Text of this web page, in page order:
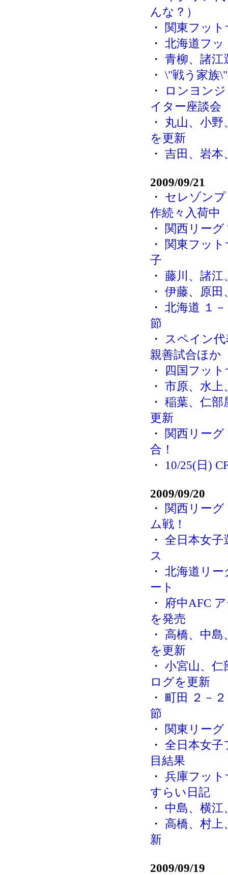
んな？）
・ 関東フッ
・ 北海道フ
・ 青柳、諸
・ \"戦う家族
・
ロンヨン
イター座談会
・ 丸山、小
を更新
・ 吉田、岩本
2009/09/21
・ セレゾン
作続々入荷中
・ 関西リー
・ 関東フッ
子
・ 藤川、諸江
・ 伊藤、原田
・ 北海道 １
節
・
スペイン
親善試合ほか
・ 四国フッ
・ 市原、水上
・ 稲葉、仁部
更新
・ 関西リー
合！
・ 10/25(日)
2009/09/20
・ 関西リー
ム戦！
・ 全日本女子
ス
・ 北海道リ
ート
・ 府中AFC
を発売
・ 高橋、中
を更新
・ 小宮山、仁
ログを更新
・ 町田 ２－
節
・ 関東リーグ
・ 全日本女子
目結果
・ 兵庫フッ
すらい日記
・ 中島、横
・ 高橋、村
新
2009/09/19